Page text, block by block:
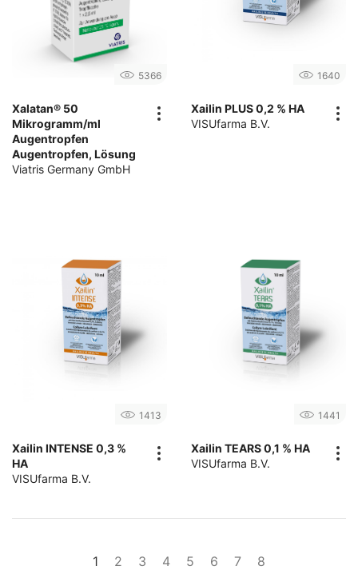
5366
Xalatan® 50
Mikrogramm/ml
Augentropfen
Augentropfen, Lösung
Viatris Germany GmbH
1640
Xailin PLUS 0,2 % HA
VISUfarma B.V.
1413
Xailin INTENSE 0,3 %
HA
VISUfarma B.V.
1441
Xailin TEARS 0,1 % HA
VISUfarma B.V.
1 2 3 4 5 6 7 8